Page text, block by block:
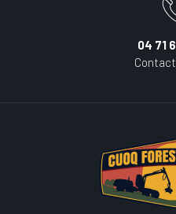
04 71